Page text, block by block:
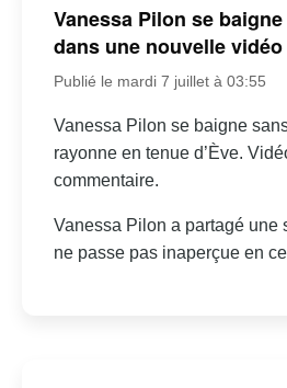
Vanessa Pilon se
dans une nouvelle vidéo
Publié le mardi 7 juillet à 03:55
Vanessa Pilon se baigne
rayonne en tenue d’Ève.
commentaire.
Vanessa Pilon a partagé une
ne passe pas inaperçue en